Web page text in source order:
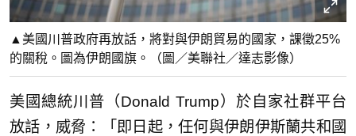
▲美國川普政府再放話，將對與伊朗貿易的國家，課徵25%
的關稅。圖為伊朗國旗。（圖／美聯社／達志影像）
美國總統川普（Donald Trump）於自家社群平台
放話，威脅：「即日起，任何與伊朗伊斯蘭共和國